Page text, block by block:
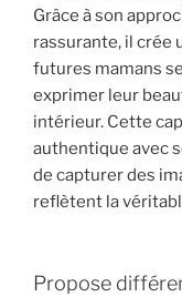
Grâce à son
rassurante, il crée
futures mamans
exprimer leur
intérieur. Cette
authentique avec
de capturer des
reflètent la
Propose